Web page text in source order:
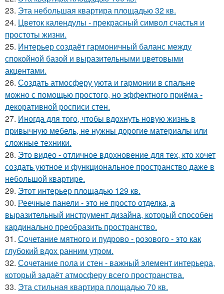
23. Эта небольшая квартира площадью 32 кв.
24. Цветок календулы - прекрасный символ счастья и
простоты жизни.
25. Интерьер создаёт гармоничный баланс между
спокойной базой и выразительными цветовыми
акцентами.
26. Создать атмосферу уюта и гармонии в спальне
можно с помощью простого, но эффектного приёма -
декоративной росписи стен.
27. Иногда для того, чтобы вдохнуть новую жизнь в
привычную мебель, не нужны дорогие материалы или
сложные техники.
28. Это видео - отличное вдохновение для тех, кто хочет
создать уютное и функциональное пространство даже в
небольшой квартире.
29. Этот интерьер площадью 129 кв.
30. Реечные панели - это не просто отделка, а
выразительный инструмент дизайна, который способен
кардинально преобразить пространство.
31. Сочетание мятного и пудрово - розового - это как
глубокий вдох ранним утром.
32. Сочетание пола и стен - важный элемент интерьера,
который задаёт атмосферу всего пространства.
33. Эта стильная квартира площадью 70 кв.